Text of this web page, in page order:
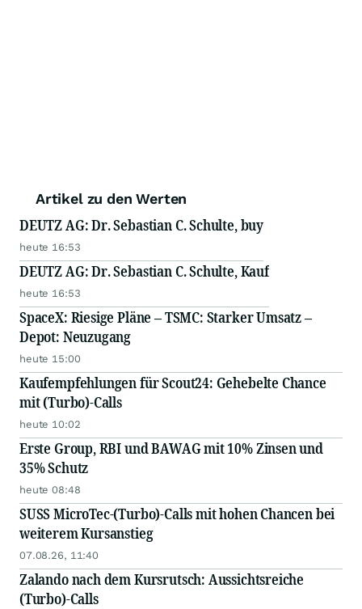
Artikel zu den Werten
DEUTZ AG: Dr. Sebastian C. Schulte, buy
heute 16:53
DEUTZ AG: Dr. Sebastian C. Schulte, Kauf
heute 16:53
SpaceX: Riesige Pläne – TSMC: Starker Umsatz –
Depot: Neuzugang
heute 15:00
Kaufempfehlungen für Scout24: Gehebelte Chance
mit (Turbo)-Calls
heute 10:02
Erste Group, RBI und BAWAG mit 10% Zinsen und
35% Schutz
heute 08:48
SUSS MicroTec-(Turbo)-Calls mit hohen Chancen bei
weiterem Kursanstieg
07.08.26, 11:40
Zalando nach dem Kursrutsch: Aussichtsreiche
(Turbo)-Calls